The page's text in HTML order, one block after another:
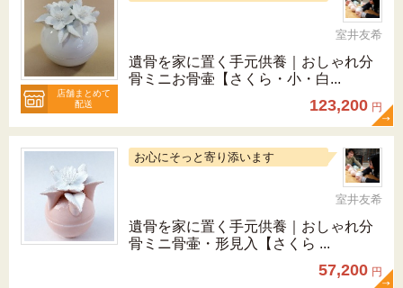
店舗まとめて
配送
室井友希
遺骨を家に置く手元供養｜おしゃれ分
骨ミニお骨壷【さくら・小・白...
123,200 円
お心にそっと寄り添います
室井友希
遺骨を家に置く手元供養｜おしゃれ分
骨ミニ骨壷・形見入【さくら ...
57,200 円